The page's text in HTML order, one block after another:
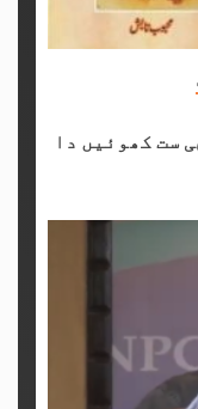
ست کھوئیں دا